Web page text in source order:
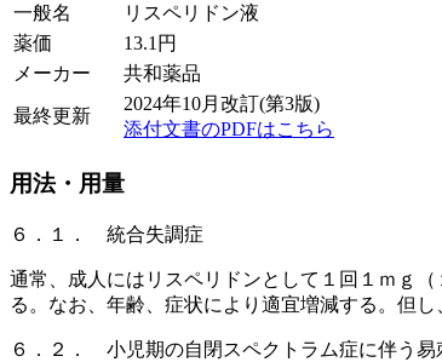
一般名
リスペリドン液
薬価
13.1 円
メーカー
共和薬品
最終更新
2024年10月改訂(第3版)
添付文書のPDFはこちら
用法・用量
６．１． 統合失調症
通常、成人にはリスペリドンとして１回１ｍｇ
る。なお、年齢、症状により適宜増減する。但
６．２． 小児期の自閉スペクトラム症に伴う易